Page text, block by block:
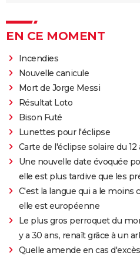
EN CE MOMENT
Incendies
Nouvelle canicule
Mort de Jorge Messi
Résultat Loto
Bison Futé
Lunettes pour l'éclipse
Carte de l'éclipse solaire du 12
Une nouvelle date évoquée
elle est plus tardive que les
C'est la langue qui a le moins
elle est européenne
Le plus gros perroquet du
y a 30 ans, renaît grâce à un
Quelle amende en cas